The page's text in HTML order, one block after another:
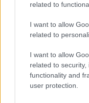
related to
I want to allow
related to
I want to allow
related to
functionality and
user protection.